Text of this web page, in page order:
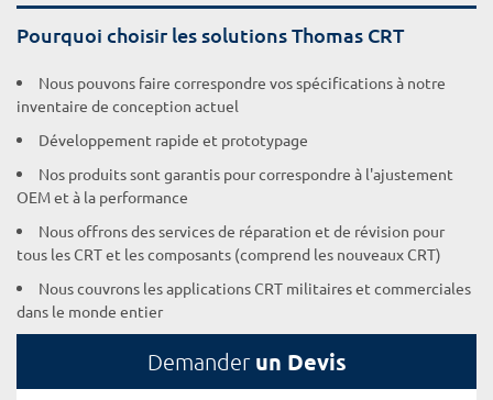
Pourquoi choisir les solutions Thomas CRT
Nous pouvons faire correspondre vos spécifications à notre
inventaire de conception actuel
Développement rapide et prototypage
Nos produits sont garantis pour correspondre à l'ajustement
OEM et à la performance
Nous offrons des services de réparation et de révision pour
tous les CRT et les composants (comprend les nouveaux CRT)
Nous couvrons les applications CRT militaires et commerciales
dans le monde entier
Demander un Devis